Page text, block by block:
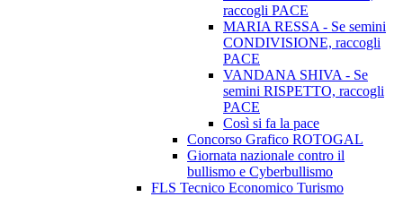
raccogli PACE
MARIA RESSA - Se semini
CONDIVISIONE, raccogli
PACE
VANDANA SHIVA - Se
semini RISPETTO, raccogli
PACE
Così si fa la pace
Concorso Grafico ROTOGAL
Giornata nazionale contro il
bullismo e Cyberbullismo
FLS Tecnico Economico Turismo